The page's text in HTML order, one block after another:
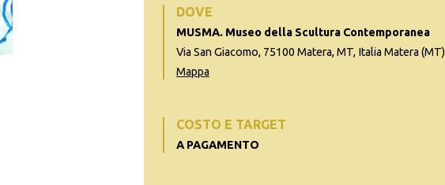
DOVE
MUSMA. Museo della Scultura Contemporanea
Via San Giacomo, 75100 Matera, MT, Italia Matera (MT)
Mappa
COSTO E TARGET
A PAGAMENTO